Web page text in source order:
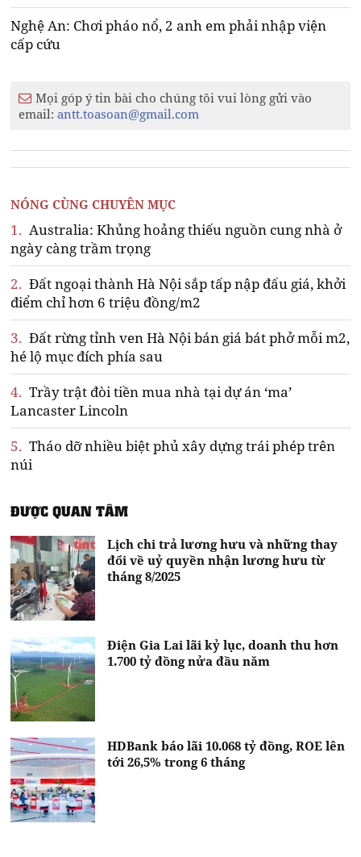
Nghệ An: Chơi pháo nổ, 2 anh em phải nhập viện
cấp cứu
Mọi góp ý tin bài cho chúng tôi vui lòng gửi vào
email:antt.toasoan@gmail.com
NÓNG CÙNG CHUYÊN MỤC
1. Australia: Khủng hoảng thiếu nguồn cung nhà ở
ngày càng trầm trọng
2. Đất ngoại thành Hà Nội sắp tấp nập đấu giá, khởi
điểm chỉ hơn 6 triệu đồng/m2
3. Đất rừng tỉnh ven Hà Nội bán giá bát phở mỗi m2,
hé lộ mục đích phía sau
4. Trầy trật đòi tiền mua nhà tại dự án ‘ma’
Lancaster Lincoln
5. Tháo dỡ nhiều biệt phủ xây dựng trái phép trên
núi
ĐƯỢC QUAN TÂM
Lịch chi trả lương hưu và những thay
đổi về uỷ quyền nhận lương hưu từ
tháng 8/2025
Điện Gia Lai lãi kỷ lục, doanh thu hơn
1.700 tỷ đồng nửa đầu năm
HDBank báo lãi 10.068 tỷ đồng, ROE lên
tới 26,5% trong 6 tháng